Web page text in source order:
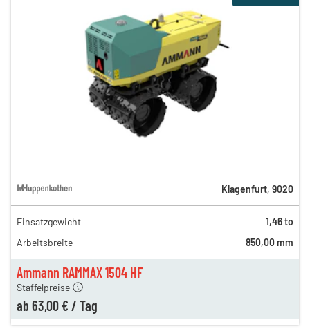
Ammann RAMMAX 1504 HF
140,00 €
86,00 €
Staffelpreise
ab 63,00 € / Tag
Klagenfurt, 9020
Einsatzgewicht
1,46 to
Arbeitsbreite
850,00 mm